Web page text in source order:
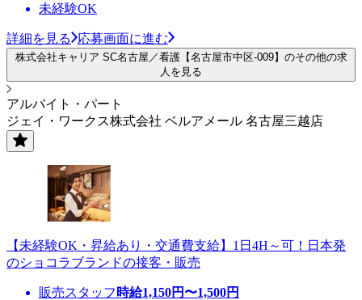
未経験OK
詳細を見る 応募画面に進む
株式会社キャリア SC名古屋／看護【名古屋市中区-009】のその他の求
人を見る
アルバイト・パート
ジェイ・ワークス株式会社 ベルアメール 名古屋三越店
【未経験OK・昇給あり・交通費支給】1日4H～可！日本発
のショコラブランドの接客・販売
販売スタッフ 時給1,150円〜1,500円